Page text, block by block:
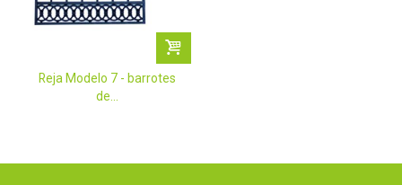
Reja Modelo 7 - barrotes
de...